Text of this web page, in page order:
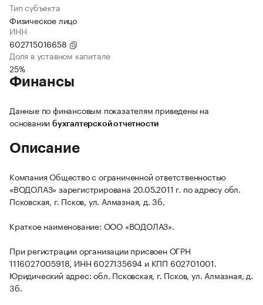
Тип субъекта
Физическое лицо
ИНН
602715016658
Доля в уставном капитале
25%
Финансы
Данные по финансовым показателям приведены на
основании бухгалтерской отчетности
Описание
Компания Общество с ограниченной ответственностью
«ВОДОЛАЗ» зарегистрирована 20.05.2011 г. по адресу обл.
Псковская, г. Псков, ул. Алмазная, д. 3б.
Краткое наименование: ООО «ВОДОЛАЗ».
При регистрации организации присвоен ОГРН
1116027005918, ИНН 6027135694 и КПП 602701001.
Юридический адрес: обл. Псковская, г. Псков, ул. Алмазная, д.
3б.